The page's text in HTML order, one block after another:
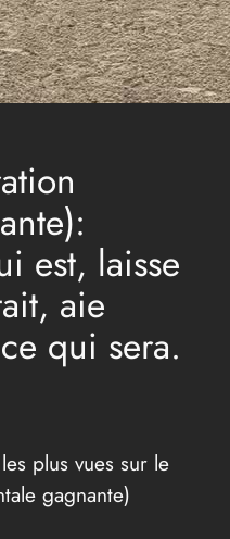
est, laisse
aie
qui sera.
plus vues sur le
gagnante)